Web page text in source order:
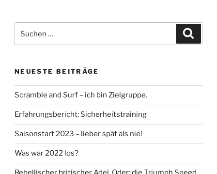
nach:
NEUESTE BEITRÄGE
Scramble and Surf – ich bin Zielgruppe.
Erfahrungsbericht: Sicherheitstraining
Saisonstart 2023 – lieber spät als nie!
Was war 2022 los?